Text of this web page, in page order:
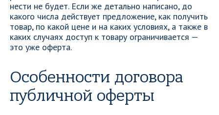
нести не будет. Если же детально написано, до
какого числа действует предложение, как получить
товар, по какой цене и на каких условиях, а также в
каких случаях доступ к товару ограничивается —
это уже оферта.
Особенности договора
публичной оферты